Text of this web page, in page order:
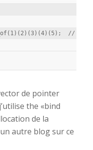
de pointer
the «bind
de la
autre blog sur ce